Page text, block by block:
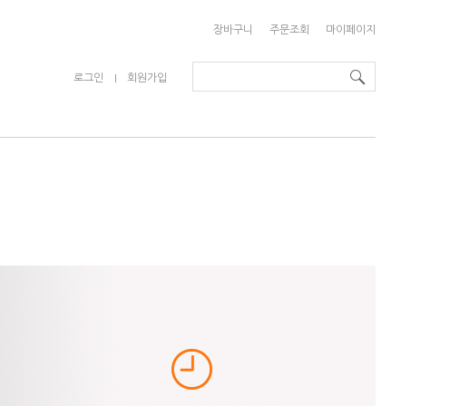
장바구니 주문조회 마이페이지
로그인 회원가입